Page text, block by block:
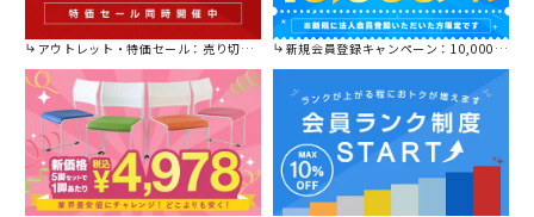
アウトレット・特価セール：売り切れ御免の特別価格！ 新規会員登録キャンペーン：10,000円OFFクーポン進呈中！